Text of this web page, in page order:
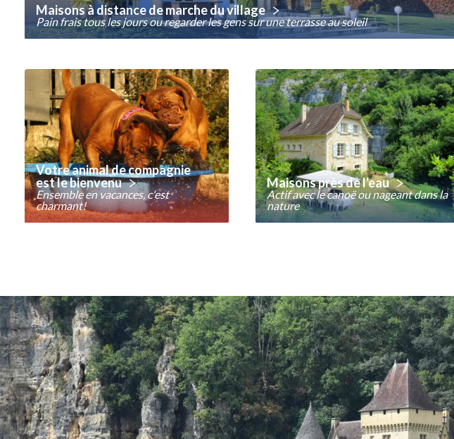
Maisons à distance de marche du village
Pain frais tous les jours ou regarder les gens sur une terrasse au soleil
Votre animal de compagnie
est le bienvenu
Ensemble en vacances, c'est
charmant!
Maisons près de l'eau
Actif avec le canoë ou nageant dans la
nature